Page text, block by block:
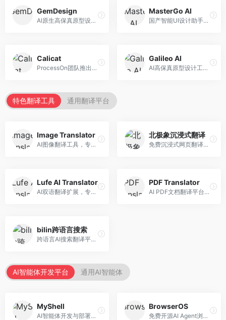
GemDesign
AI原生高保真原型设计工具，专注于智能设计生成。面向设计师，提供界面生成、设计优化、原型制作等服务，设计自动化程度高。
MasterGo AI
国产智能UI设计助手，专注于界面设计自动化。面向UI设计师，提供界面生成、组件设计、设计系统构建等服务，中文用户适配性好。
Calicat
ProcessOn团队推出的产设研协作平台，整合设计与协作功能。面向产品团队，提供设计协作、文档管理、团队沟通等服务，产研协作便捷。
Galileo AI
AI高保真原型设计工具，专注于UI界面生成。面向设计师和产品团队，提供界面生成、交互设计、设计优化等服务，界面质量高。
特色翻译工具 通用翻译平台
Image Translator
AI图像翻译工具，专注于图片文字翻译。面向设计师和电商从业者，提供图片文字识别、翻译、替换等服务，图像翻译效果好。
北极象沉浸式翻译
免费沉浸式网页翻译工具，专注于阅读体验。面向普通用户，提供网页双语翻译、文档翻译等服务，免费使用，翻译质量高。
Lufe AI Translator
AI双语翻译扩展，专注于浏览器翻译场景。面向外语内容阅读者，提供网页双语翻译、划词翻译等服务，浏览器集成便捷。
PDF Translator
AI PDF文档翻译平台，专注于文档本地化。面向商务人士，提供PDF翻译、格式保留、批量处理等服务，文档翻译专业。
bilin跨语言搜索
跨语言AI搜索翻译平台，专注于信息获取。面向研究者和内容创作者，提供跨语言搜索、内容翻译、信息整合等服务，跨语言检索能力强。
AI智能体开发平台 通用AI智能体
MyShell
AI智能体开发与部署平台，专注于语音交互智能体。面向开发者，提供语音智能体创建、部署服务、社区分享等功能，语音交互能力强。
BrowserOS
免费开源AI Agent浏览器，专注于浏览器自动化。面向开发者，提供浏览器控制、任务自动化、API接口等服务，开源免费。